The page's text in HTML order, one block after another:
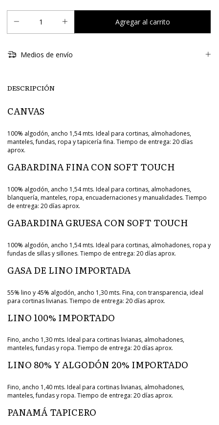
Medios de envío
DESCRIPCIÓN
CANVAS
100% algodón, ancho 1,54 mts. Ideal para cortinas, almohadones,
manteles, fundas, ropa y tapicería fina. Tiempo de entrega: 20 días
aprox.
GABARDINA FINA CON SOFT TOUCH
100% algodón, ancho 1,54 mts. Ideal para cortinas, almohadones,
blanquería, manteles, ropa, encuadernaciones y manualidades. Tiempo
de entrega: 20 días aprox.
GABARDINA GRUESA CON SOFT TOUCH
100% algodón, ancho 1,54 mts. Ideal para cortinas, almohadones, ropa y
fundas de sillas y sillones. Tiempo de entrega: 20 días aprox.
GASA DE LINO IMPORTADA
55% lino y 45% algodón, ancho 1,30 mts. Fina, con transparencia, ideal
para cortinas livianas. Tiempo de entrega: 20 días aprox.
LINO 100% IMPORTADO
Fino, ancho 1,30 mts. Ideal para cortinas livianas, almohadones,
manteles, fundas y ropa. Tiempo de entrega: 20 días aprox.
LINO 80% Y ALGODÓN 20% IMPORTADO
Fino, ancho 1,40 mts. Ideal para cortinas livianas, almohadones,
manteles, fundas y ropa. Tiempo de entrega: 20 días aprox.
PANAMÁ TAPICERO